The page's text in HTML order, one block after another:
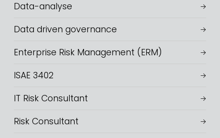
Data-analyse
Data driven governance
Enterprise Risk Management (ERM)
ISAE 3402
IT Risk Consultant
Risk Consultant